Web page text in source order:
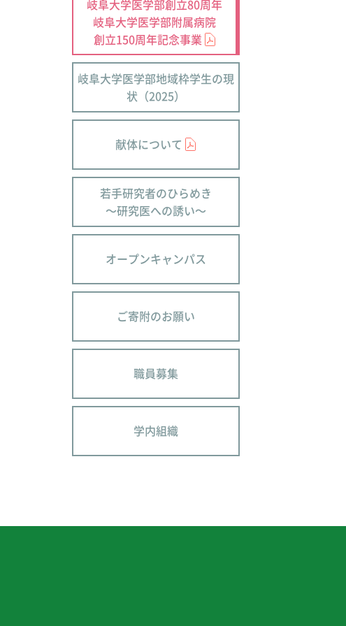
岐阜大学医学部創立80周年
岐阜大学医学部附属病院
創立150周年記念事業
岐阜大学医学部地域枠学生の現
状（2025）
献体について
若手研究者のひらめき
～研究医への誘い～
オープンキャンパス
ご寄附のお願い
職員募集
学内組織